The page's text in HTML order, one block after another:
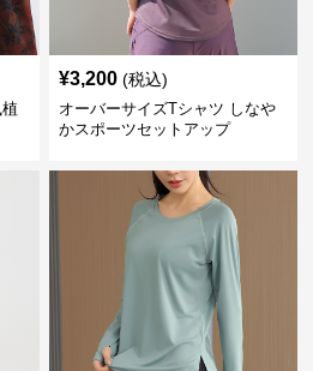
¥3,200 (税込)
オーバーサイズTシャツ しなや
かスポーツセットアップ